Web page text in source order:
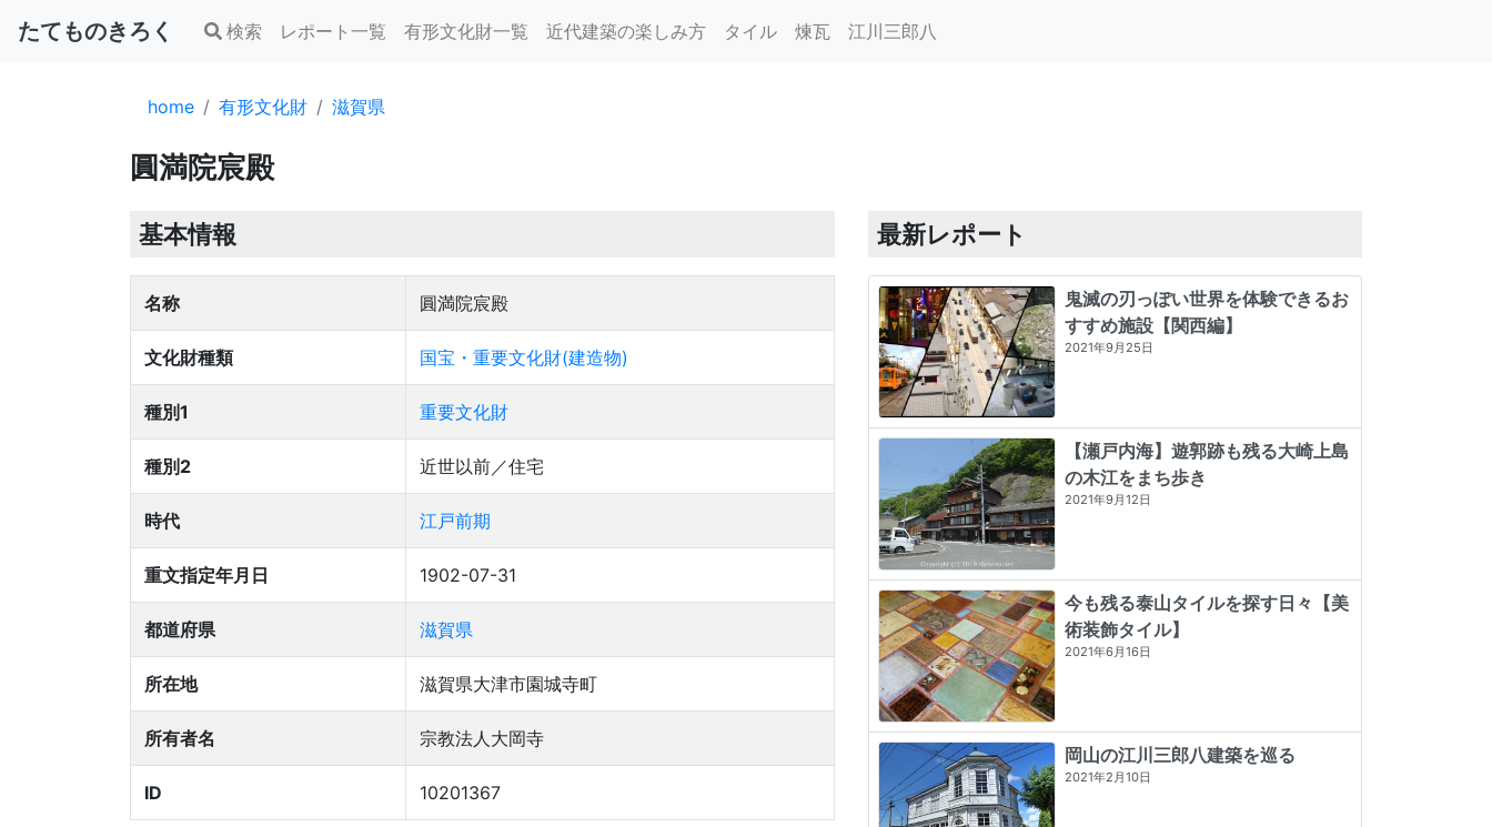
たてものきろく 検索 レポート一覧 有形文化財一覧 近代建築の楽しみ方 タイル 煉瓦 江川三郎八
home 有形文化財 滋賀県
圓満院宸殿
基本情報
名称 圓満院宸殿
文化財種類 国宝・重要文化財(建造物)
種別1 重要文化財
種別2 近世以前／住宅
時代 江戸前期
重文指定年月日 1902-07-31
都道府県 滋賀県
所在地 滋賀県大津市園城寺町
所有者名 宗教法人大岡寺
ID 10201367
最新レポート
鬼滅の刃っぽい世界を体験できるお
すすめ施設【関西編】
2021年9月25日
【瀬戸内海】遊郭跡も残る大崎上島
の木江をまち歩き
2021年9月12日
今も残る泰山タイルを探す日々【美
術装飾タイル】
2021年6月16日
岡山の江川三郎八建築を巡る
2021年2月10日